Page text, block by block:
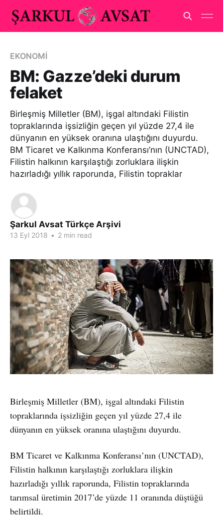
EKONOMİ
BM: Gazze’deki durum
felaket
Birleşmiş Milletler (BM), işgal altındaki Filistin
topraklarında işsizliğin geçen yıl yüzde 27,4 ile
dünyanın en yüksek oranına ulaştığını duyurdu.
BM Ticaret ve Kalkınma Konferansı’nın (UNCTAD),
Filistin halkının karşılaştığı zorluklara ilişkin
hazırladığı yıllık raporunda, Filistin topraklar
Şarkul Avsat Türkçe Arşivi
13 Eyl 2018 • 2 min read
Birleşmiş Milletler (BM), işgal altındaki Filistin
topraklarında işsizliğin geçen yıl yüzde 27,4 ile
dünyanın en yüksek oranına ulaştığını duyurdu.
BM Ticaret ve Kalkınma Konferansı’nın (UNCTAD),
Filistin halkının karşılaştığı zorluklara ilişkin
hazırladığı yıllık raporunda, Filistin topraklarında
tarımsal üretimin 2017’de yüzde 11 oranında düştüğü
belirtildi.